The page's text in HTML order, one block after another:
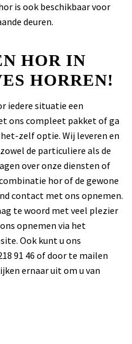
is ook beschikbaar voor
deuren.
HOR IN
HORREN!
iedere situatie een
ons compleet pakket of ga
zelf optie. Wij leveren en
de particuliere als de
over onze diensten of
hor of de gewone
contact met ons opnemen.
te woord met veel plezier
opnemen via het
Ook kunt u ons
91 46 of door te mailen
ernaar uit om u van